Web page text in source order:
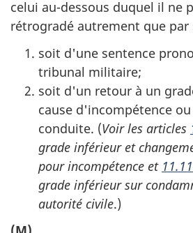
celui au-dessous duquel il ne
rétrogradé autrement que par
soit d'une sentence
tribunal militaire;
soit d'un retour à un
cause d'incompétence
conduite. (Voir les articles
grade inférieur et
pour incompétence et 11.11
grade inférieur sur
autorité civile.)